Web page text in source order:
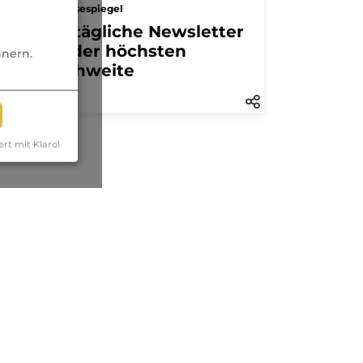
Pressespiegel
Der tägliche Newsletter
mit der höchsten
Reichweite
mit Klaro!